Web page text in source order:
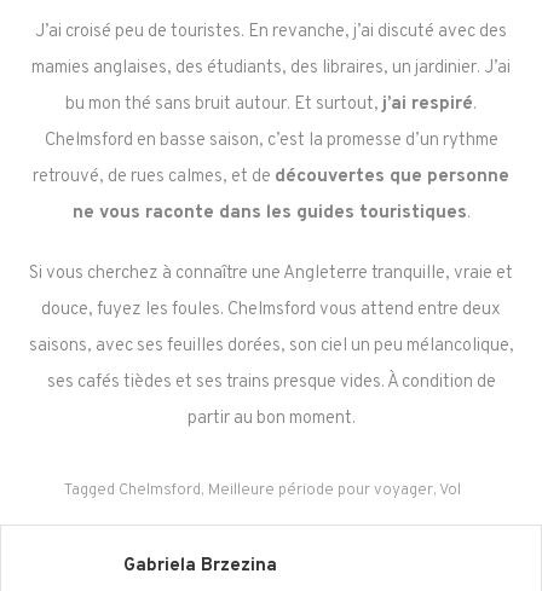
J’ai croisé peu de touristes. En revanche, j’ai discuté avec des
mamies anglaises, des étudiants, des libraires, un jardinier. J’ai
bu mon thé sans bruit autour. Et surtout, j’ai respiré.
Chelmsford en basse saison, c’est la promesse d’un rythme
retrouvé, de rues calmes, et de découvertes que personne
ne vous raconte dans les guides touristiques.
Si vous cherchez à connaître une Angleterre tranquille, vraie et
douce, fuyez les foules. Chelmsford vous attend entre deux
saisons, avec ses feuilles dorées, son ciel un peu mélancolique,
ses cafés tièdes et ses trains presque vides. À condition de
partir au bon moment.
Tagged Chelmsford, Meilleure période pour voyager, Vol
Gabriela Brzezina